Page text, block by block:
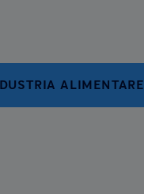
ALIMENTARE